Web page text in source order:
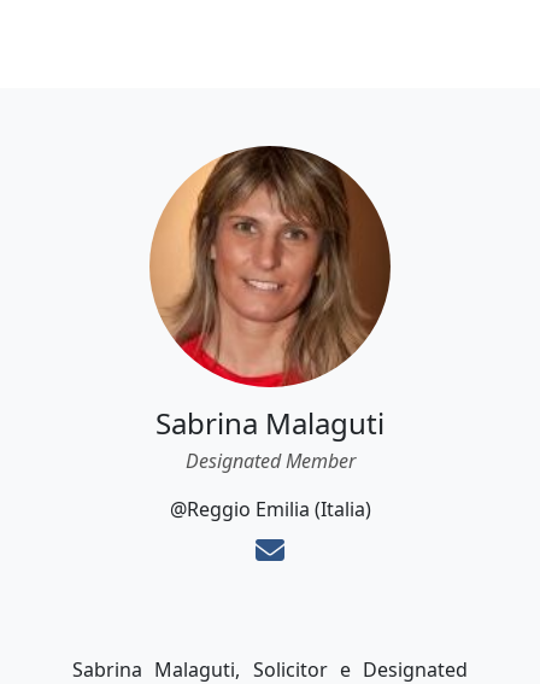
Sabrina Malaguti
Designated Member
@Reggio Emilia (Italia)
Sabrina Malaguti, Solicitor e Designated